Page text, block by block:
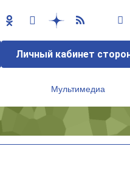
Личный кабинет
Мультимедиа